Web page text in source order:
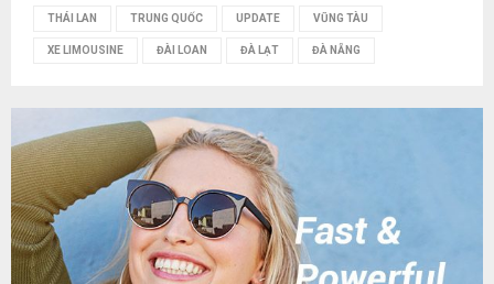
THÁI LAN TRUNG QUỐC UPDATE VŨNG TÀU
XE LIMOUSINE ĐÀI LOAN ĐÀ LẠT ĐÀ NẴNG